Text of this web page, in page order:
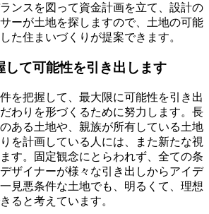
ンスを図って資金計画を立て、設計の
ーが土地を探しますので、土地の可能
た住まいづくりが提案できます。
して可能性を引き出します
を把握して、最大限に可能性を引き出
わりを形づくるために努力します。長
ある土地や、親族が所有している土地
を計画している人には、また新たな視
す。固定観念にとらわれず、全ての条
ザイナーが様々な引き出しからアイデ
見悪条件な土地でも、明るくて、理想
ると考えています。